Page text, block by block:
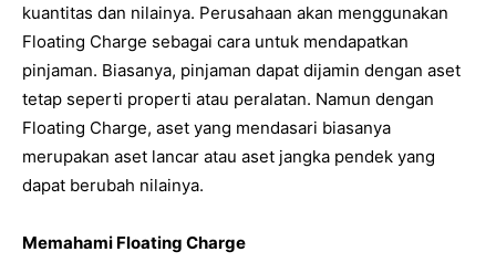
kuantitas dan nilainya. Perusahaan akan menggunakan
Floating Charge sebagai cara untuk mendapatkan
pinjaman. Biasanya, pinjaman dapat dijamin dengan aset
tetap seperti properti atau peralatan. Namun dengan
Floating Charge, aset yang mendasari biasanya
merupakan aset lancar atau aset jangka pendek yang
dapat berubah nilainya.
Memahami Floating Charge